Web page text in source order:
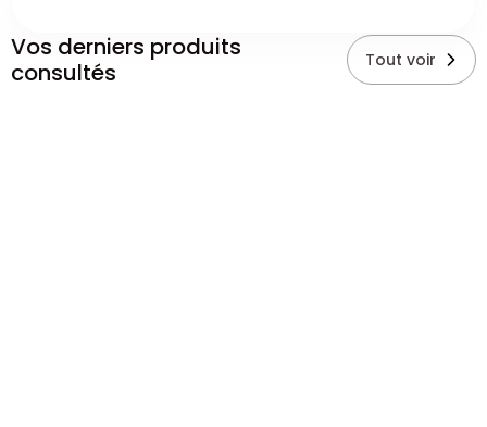
Vos derniers produits
consultés
Tout voir